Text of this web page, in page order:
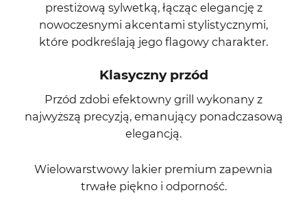
prestiżową sylwetką, łącząc elegancję z
nowoczesnymi akcentami stylistycznymi,
które podkreślają jego flagowy charakter.
Klasyczny przód
Przód zdobi efektowny grill wykonany z
najwyższą precyzją, emanujący ponadczasową
elegancją.
Wielowarstwowy lakier premium zapewnia
trwałe piękno i odporność.